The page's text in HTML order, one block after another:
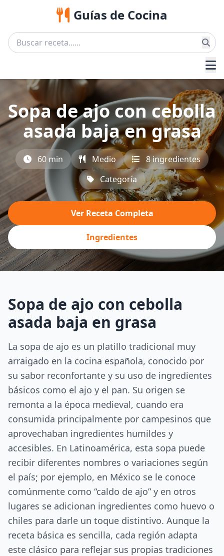
Guías de Cocina
Sopa de ajo con cebolla
asada baja en grasa
60 min Medio
8 ingredientes
Categoría
Ver Receta Completa
Ingredientes
Sopa de ajo con cebolla
asada baja en grasa
La sopa de ajo es un platillo tradicional muy
arraigado en la cocina española, conocido por
su sabor reconfortante y su uso de ingredientes
básicos como el ajo y el pan. Su origen se
remonta a la época medieval, cuando era
consumida principalmente por campesinos que
aprovechaban ingredientes humildes y
accesibles. En Latinoamérica, esta sopa puede
recibir diferentes nombres o variaciones según
el país; por ejemplo, en México se le conoce
comúnmente como “caldo de ajo” y en otros
lugares se adicionan ingredientes como huevo o
chiles para darle un toque distintivo. Aunque la
receta básica es sencilla, cada región adapta
este clásico para reflejar sus propias tradiciones